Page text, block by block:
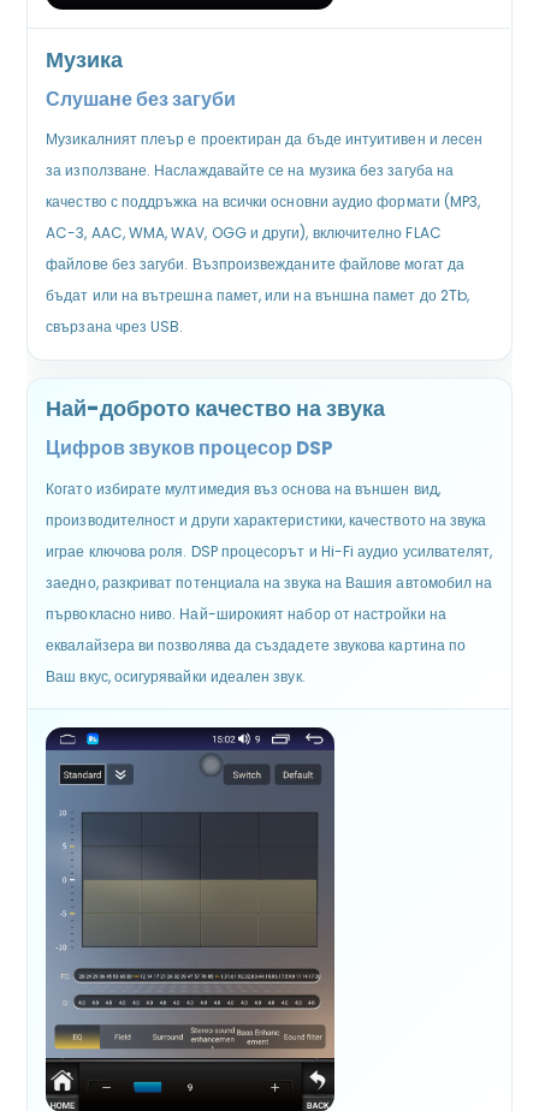
Музика
Слушане без загуби
Музикалният плеър е проектиран да бъде интуитивен и лесен
за използване. Наслаждавайте се на музика без загуба на
качество с поддръжка на всички основни аудио формати (MP3,
AC-3, AAC, WMA, WAV, OGG и други), включително FLAC
файлове без загуби. Възпроизвежданите файлове могат да
бъдат или на вътрешна памет, или на външна памет до 2Tb,
свързана чрез USB.
Най-доброто качество на звука
Цифров звуков процесор DSP
Когато избирате мултимедия въз основа на външен вид,
производителност и други характеристики, качеството на звука
играе ключова роля. DSP процесорът и Hi-Fi аудио усилвателят,
заедно, разкриват потенциала на звука на Вашия автомобил на
първокласно ниво. Най-широкият набор от настройки на
еквалайзера ви позволява да създадете звукова картина по
Ваш вкус, осигурявайки идеален звук.